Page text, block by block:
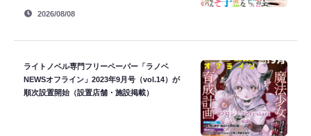
2026/08/08
ライトノベル専門フリーペーパー「ラノベ
NEWSオフライン」2023年9月号（vol.14）が
順次設置開始（設置店舗・施設掲載）